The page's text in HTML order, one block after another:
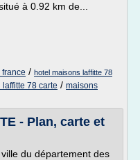
à 0.92 km de...
france / hotel maisons laffitte 78
laffitte 78 carte / maisons
- Plan, carte et
du département des